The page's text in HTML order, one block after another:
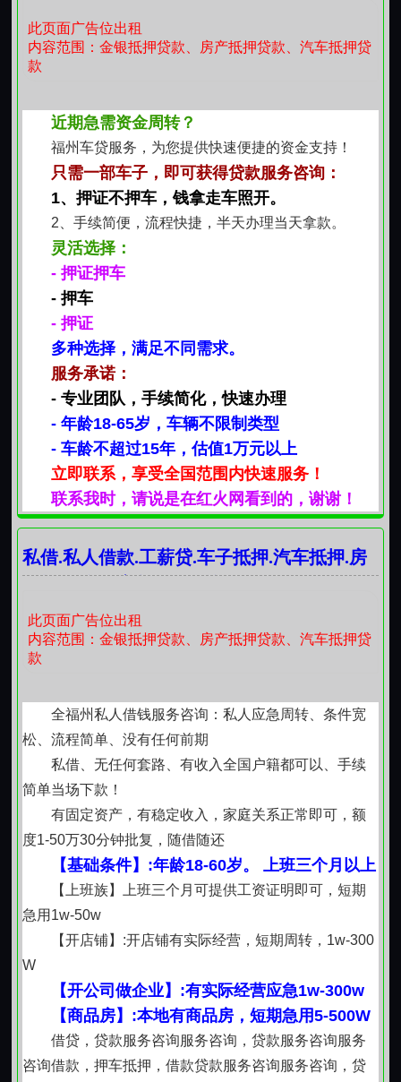
联系我时，请说是在红火网看到的，谢谢！
此页面广告位出租
内容范围：金银抵押贷款、房产抵押贷款、汽车抵押贷
款
近期急需资金周转？
福州车贷服务，为您提供快速便捷的资金支持！
只需一部车子，即可获得贷款服务咨询：
1、押证不押车，钱拿走车照开。
2、手续简便，流程快捷，半天办理当天拿款。
灵活选择：
- 押证押车
- 押车
- 押证
多种选择，满足不同需求。
服务承诺：
- 专业团队，手续简化，快速办理
- 年龄18-65岁，车辆不限制类型
- 车龄不超过15年，估值1万元以上
立即联系，享受全国范围内快速服务！
联系我时，请说是在红火网看到的，谢谢！
私借.私人借款.工薪贷.车子抵押.汽车抵押.房
此页面广告位出租
内容范围：金银抵押贷款、房产抵押贷款、汽车抵押贷
款
全福州私人借钱服务咨询：私人应急周转、条件宽
松、流程简单、没有任何前期
私借、无任何套路、有收入全国户籍都可以、手续
简单当场下款！
有固定资产，有稳定收入，家庭关系正常即可，额
度1-50万30分钟批复，随借随还
【基础条件】:年龄18-60岁。 上班三个月以上
【上班族】上班三个月可提供工资证明即可，短期
急用1w-50w
【开店铺】:开店铺有实际经营，短期周转，1w-300
W
【开公司做企业】:有实际经营应急1w-300w
【商品房】:本地有商品房，短期急用5-500W
借贷，贷款服务咨询服务咨询，贷款服务咨询服务
咨询借款，押车抵押，借款贷款服务咨询服务咨询，贷